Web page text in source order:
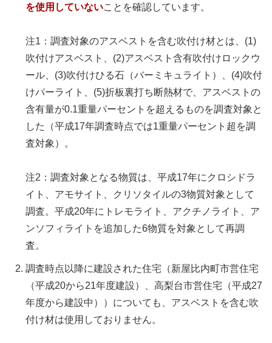
を使用していないことを確認しています。
注1：調査対象のアスベストを含む吹付け材とは、(1)
吹付けアスベスト、(2)アスベスト含有吹付けロックウ
ール、(3)吹付けひる石（バーミキュライト）、(4)吹付
けパーライト、(5)折板裏打ち断熱材で、アスベストの
含有量が0.1重量パーセントを超えるものを調査対象と
した（平成17年調査時点では1重量パーセント超を調
査対象）。
注2：調査対象となる物質は、平成17年にクロシドラ
イト、アモサイト、クリソタイルの3物質対象として
調査。平成20年にトレモライト、アクチノライト、ア
ンソフィライトを追加した6物質を対象として再調
査。
調査時点以降に建設された住宅（新屋比内町市営住宅
（平成20から21年度建設）、高梨台市営住宅（平成27
年度から建設中））についても、アスベストを含む吹
付け材は使用しておりません。